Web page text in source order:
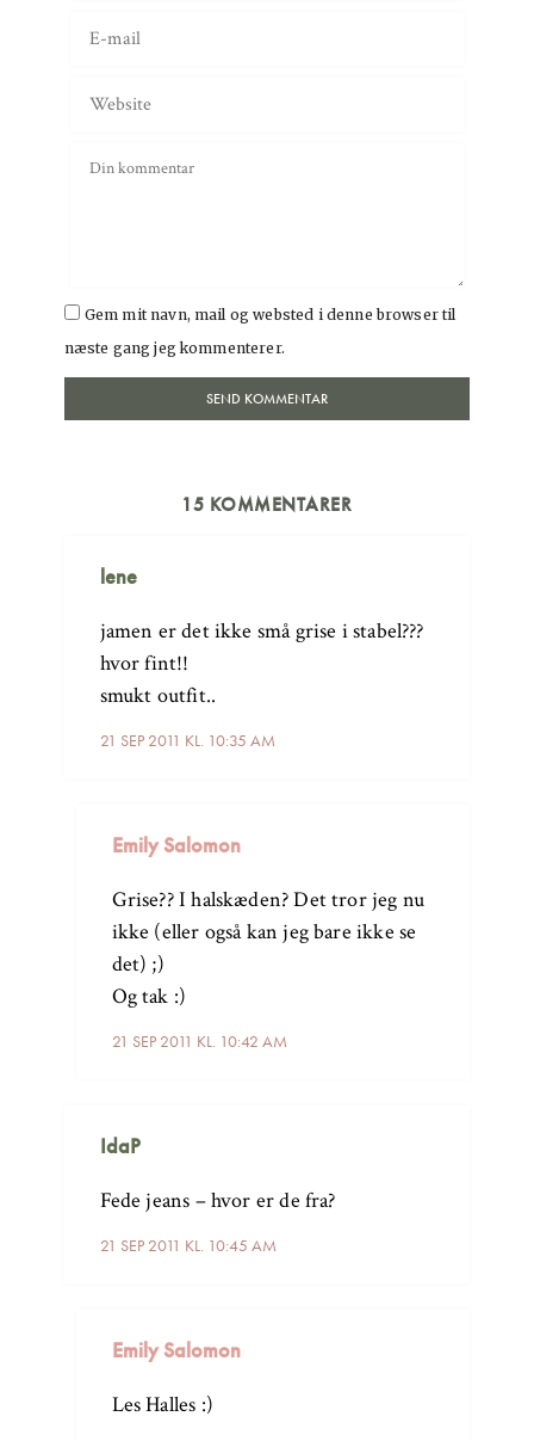
Gem mit navn, mail og websted i denne browser til
næste gang jeg kommenterer.
15 KOMMENTARER
lene
21 SEP 2011 KL. 10:35 AM
jamen er det ikke små grise i stabel???
hvor fint!!
smukt outfit..
Emily Salomon
21 SEP 2011 KL. 10:42 AM
Grise?? I halskæden? Det tror jeg nu
ikke (eller også kan jeg bare ikke se
det) ;)
Og tak :)
IdaP
21 SEP 2011 KL. 10:45 AM
Fede jeans – hvor er de fra?
Emily Salomon
Les Halles :)